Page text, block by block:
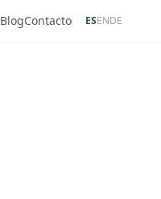
BlogContacto ESENDE